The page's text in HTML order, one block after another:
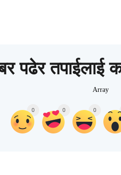
पढेर तपाईलाई
Array
0 0 0